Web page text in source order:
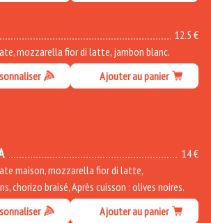
12.5 €
mozzarella fior di latte, jambon blanc.
Ajouter au panier
14 €
maison, mozzarella fior di latte,
chorizo braisé, Après cuisson : olives noires.
Ajouter au panier